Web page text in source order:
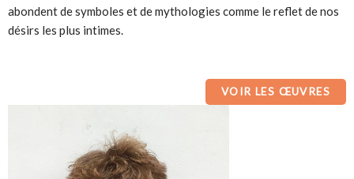
abondent de symboles et de mythologies comme le reflet de nos
désirs les plus intimes.
VOIR LES ŒUVRES